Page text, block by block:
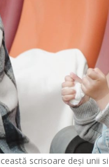
scrisoare deși unii